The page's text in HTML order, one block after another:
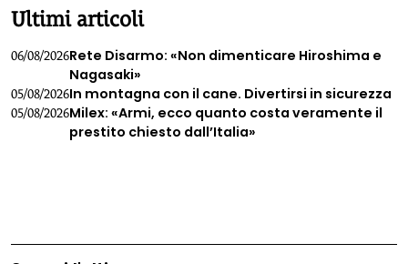
Ultimi articoli
06/08/2026Rete Disarmo: «Non dimenticare Hiroshima e
Nagasaki»
05/08/2026In montagna con il cane. Divertirsi in sicurezza
05/08/2026Milex: «Armi, ecco quanto costa veramente il
prestito chiesto dall’Italia»